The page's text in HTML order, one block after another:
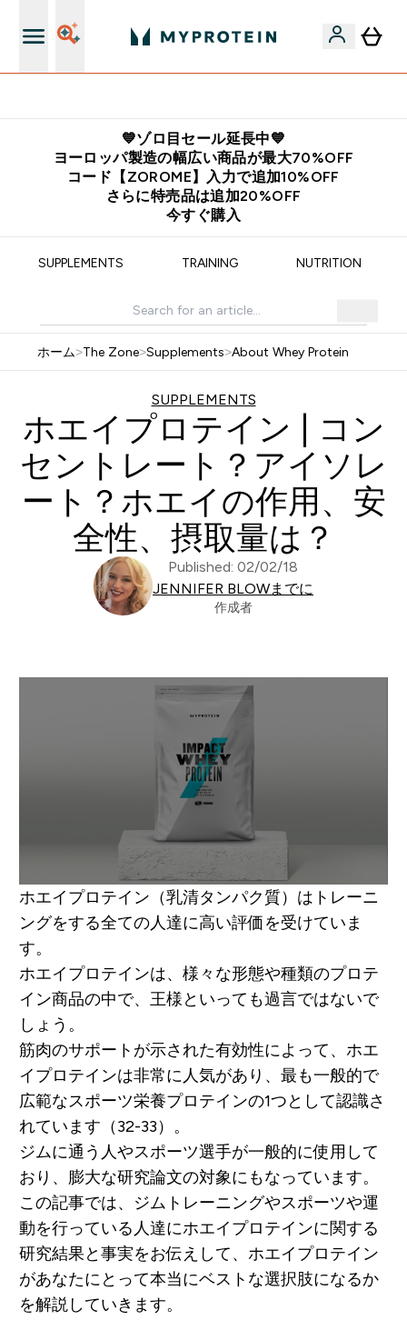
💙ゾロ目セール延長中💙
ヨーロッパ製造の幅広い商品が最大70%OFF
コード【ZOROME】入力で追加10%OFF
さらに特売品は追加20%OFF
今すぐ購入
SUPPLEMENTS TRAINING NUTRITION
ホーム>The Zone>Supplements>About Whey Protein
SUPPLEMENTS
ホエイプロテイン | コン
セントレート？アイソレ
ート？ホエイの作用、安
全性、摂取量は？
Published: 02/02/18
JENNIFER BLOWまでに
作成者
ホエイプロテイン（乳清タンパク質）はトレーニ
ングをする全ての人達に高い評価を受けていま
す。
ホエイプロテインは、様々な形態や種類のプロテ
イン商品の中で、王様といっても過言ではないで
しょう。
筋肉のサポートが示された有効性によって、ホエ
イプロテインは非常に人気があり、最も一般的で
広範なスポーツ栄養プロテインの1つとして認識さ
れています（32-33）。
ジムに通う人やスポーツ選手が一般的に使用して
おり、膨大な研究論文の対象にもなっています。
この記事では、ジムトレーニングやスポーツや運
動を行っている人達にホエイプロテインに関する
研究結果と事実をお伝えして、ホエイプロテイン
があなたにとって本当にベストな選択肢になるか
を解説していきます。